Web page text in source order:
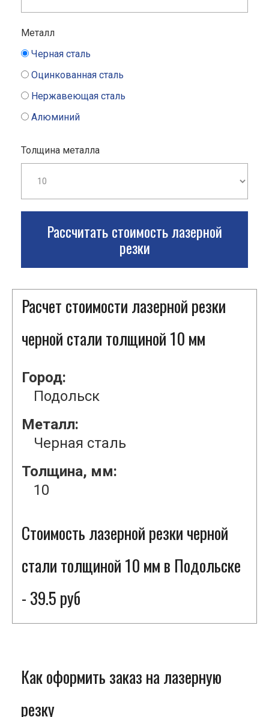
Металл
Черная сталь
Оцинкованная сталь
Нержавеющая сталь
Алюминий
Толщина металла
Рассчитать стоимость лазерной
резки
Расчет стоимости лазерной резки
черной стали толщиной 10 мм
Город:
Подольск
Металл:
Черная сталь
Толщина, мм:
10
Стоимость лазерной резки черной
стали толщиной 10 мм в Подольске
- 39.5 руб
Как оформить заказ на лазерную
резку